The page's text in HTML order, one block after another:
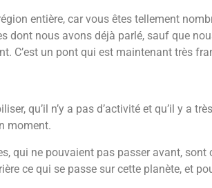
entière, car vous êtes tellement
dont nous avons déjà parlé, sauf que
C’est un pont qui est maintenant très
qu’il n’y a pas d’activité et qu’il y a
moment.
qui ne pouvaient pas passer avant,
ce qui se passe sur cette planète, et